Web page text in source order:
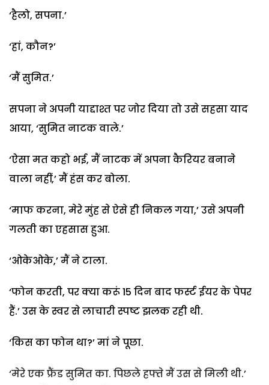
‘हैलो, सपना.’
‘हां, कौन?’
‘मैं सुमित.’
सपना ने अपनी याद्दाश्त पर जोर दिया तो उसे सहसा याद
आया, ‘सुमित नाटक वाले.’
‘ऐसा मत कहो भई, मैं नाटक में अपना कैरियर बनाने
वाला नहीं,’ मैं हंस कर बोला.
‘माफ करना, मेरे मुंह से ऐसे ही निकल गया,’ उसे अपनी
गलती का एहसास हुआ.
‘ओकेओके,’ मैं ने टाला.
‘फोन करती, पर क्या करूं 15 दिन बाद फर्स्ट ईयर के पेपर
हैं.’ उस के स्वर से लाचारी स्पष्ट झलक रही थी.
‘किस का फोन था?’ मां ने पूछा.
‘मेरे एक फ्रैंड सुमित का. पिछले हफ्ते मैं उस से मिली थी.’